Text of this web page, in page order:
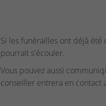
Si les funérailles ont déjà été
pourrait s'écouler.
Vous pouvez aussi
conseiller entrera en contact